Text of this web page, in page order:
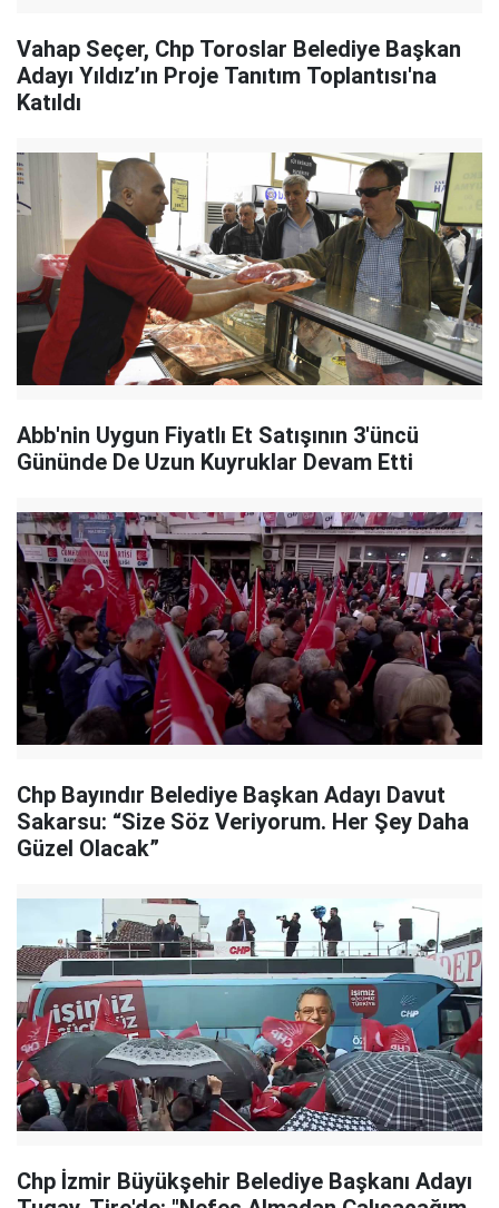
Vahap Seçer, Chp Toroslar Belediye Başkan
Adayı Yıldız’ın Proje Tanıtım Toplantısı'na
Katıldı
Abb'nin Uygun Fiyatlı Et Satışının 3'üncü
Gününde De Uzun Kuyruklar Devam Etti
Chp Bayındır Belediye Başkan Adayı Davut
Sakarsu: “Size Söz Veriyorum. Her Şey Daha
Güzel Olacak”
Chp İzmir Büyükşehir Belediye Başkanı Adayı